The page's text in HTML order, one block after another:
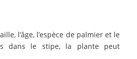
l’âge, l’espèce de palmier et le
dans le stipe, la plante peut